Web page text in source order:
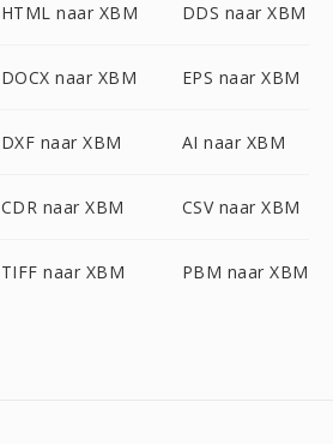
HTML naar XBM DDS naar XBM
DOCX naar XBM EPS naar XBM
DXF naar XBM AI naar XBM
CDR naar XBM CSV naar XBM
TIFF naar XBM PBM naar XBM